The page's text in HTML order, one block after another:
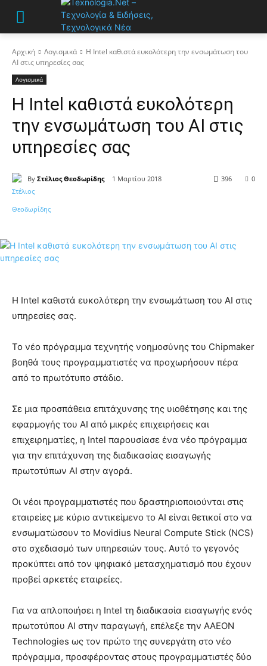
Αρχική Λογισμικά
Η Intel καθιστά ευκολότερη την ενσωμάτωση του
AI στις υπηρεσίες σας
Λογισμικά
Η Intel καθιστά ευκολότερη
την ενσωμάτωση του AI στις
υπηρεσίες σας
By Στέλιος Θεοδωρίδης 1 Μαρτίου 2018 0
396
Η Intel καθιστά ευκολότερη την ενσωμάτωση του AI στις
υπηρεσίες σας.
Το νέο πρόγραμμα τεχνητής νοημοσύνης του Chipmaker
βοηθά τους προγραμματιστές να προχωρήσουν πέρα ​​
από το πρωτότυπο στάδιο.
Σε μια προσπάθεια επιτάχυνσης της υιοθέτησης και της
εφαρμογής του AI από μικρές επιχειρήσεις και
επιχειρηματίες, η Intel παρουσίασε ένα νέο πρόγραμμα
για την επιτάχυνση της διαδικασίας εισαγωγής
πρωτοτύπων AI στην αγορά.
Οι νέοι προγραμματιστές που δραστηριοποιούνται στις
εταιρείες με κύριο αντικείμενο το AI είναι θετικοί στο να
ενσωματώσουν το Movidius Neural Compute Stick (NCS)
στο σχεδιασμό των υπηρεσιών τους. Αυτό το γεγονός
προκύπτει από τον ψηφιακό μετασχηματισμό που έχουν
προβεί αρκετές εταιρείες.
Για να απλοποιήσει η Intel τη διαδικασία εισαγωγής ενός
πρωτοτύπου AI στην παραγωγή, επέλεξε την AAEON
Technologies ως τον πρώτο της συνεργάτη στο νέο
πρόγραμμα, προσφέροντας στους προγραμματιστές δύο